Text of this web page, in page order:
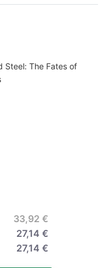
Steel: The Fates of
33,92 €
27,14 €
27,14 €